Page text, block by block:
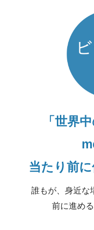
「世界
当たり前に
誰もが、身近な
前に進め